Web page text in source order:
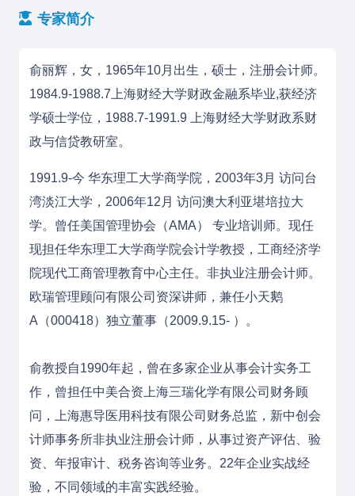
专家简介
俞丽辉，女，1965年10月出生，硕士，注册会计师。
1984.9-1988.7 上海财经大学财政金融系毕业,获经济
学硕士学位，1988.7-1991.9 上海财经大学财政系财
政与信贷教研室。
1991.9-今 华东理工大学商学院， 2003年3月 访问台
湾淡江大学， 2006年12月 访问澳大利亚堪培拉大
学。 曾任美国管理协会（AMA） 专业培训师。现任
现担任华东理工大学商学院会计学教授，工商经济学
院现代工商管理教育中心主任。非执业注册会计师。
欧瑞管理顾问有限公司资深讲师，兼任小天鹅
A（000418）独立董事（2009.9.15- ）。
俞教授自1990年起，曾在多家企业从事会计实务工
作，曾担任中美合资上海三瑞化学有限公司财务顾
问，上海惠导医用科技有限公司财务总监，新中创会
计师事务所非执业注册会计师，从事过资产评估、验
资、年报审计、税务咨询等业务。22年企业实战经
验，不同领域的丰富实践经验。